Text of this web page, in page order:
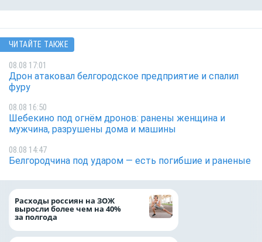
ЧИТАЙТЕ ТАКЖЕ
08.08 17:01
Дрон атаковал белгородское предприятие и спалил
фуру
08.08 16:50
Шебекино под огнём дронов: ранены женщина и
мужчина, разрушены дома и машины
08.08 14:47
Белгородчина под ударом — есть погибшие и раненые
Расходы россиян на ЗОЖ
выросли более чем на 40%
за полгода